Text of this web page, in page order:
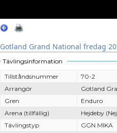
Gotland Grand National fredag
Tävlingsinformation
Tillståndsnummer
70-2
Arrangör
Gotland
Gren
Enduro
Arena (tillfällig)
Hejdeby
Tävlingstyp
GGN MIKA